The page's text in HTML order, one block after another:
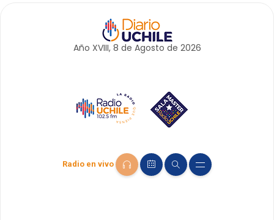
Año XVIII, 8 de Agosto de 2026
Radio en vivo